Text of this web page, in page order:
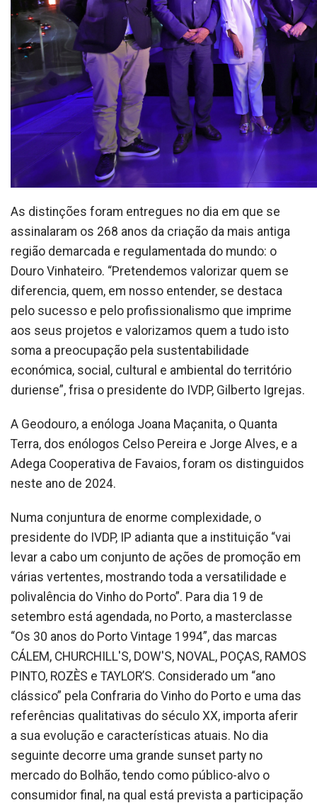
As distinções foram entregues no dia em que se
assinalaram os 268 anos da criação da mais antiga
região demarcada e regulamentada do mundo: o
Douro Vinhateiro. “Pretendemos valorizar quem se
diferencia, quem, em nosso entender, se destaca
pelo sucesso e pelo profissionalismo que imprime
aos seus projetos e valorizamos quem a tudo isto
soma a preocupação pela sustentabilidade
económica, social, cultural e ambiental do território
duriense”, frisa o presidente do IVDP, Gilberto Igrejas.
A Geodouro, a enóloga Joana Maçanita, o Quanta
Terra, dos enólogos Celso Pereira e Jorge Alves, e a
Adega Cooperativa de Favaios, foram os distinguidos
neste ano de 2024.
Numa conjuntura de enorme complexidade, o
presidente do IVDP, IP adianta que a instituição “vai
levar a cabo um conjunto de ações de promoção em
várias vertentes, mostrando toda a versatilidade e
polivalência do Vinho do Porto”. Para dia 19 de
setembro está agendada, no Porto, a masterclasse
“Os 30 anos do Porto Vintage 1994”, das marcas
CÁLEM, CHURCHILL'S, DOW'S, NOVAL, POÇAS, RAMOS
PINTO, ROZÈS e TAYLOR’S. Considerado um “ano
clássico” pela Confraria do Vinho do Porto e uma das
referências qualitativas do século XX, importa aferir
a sua evolução e características atuais. No dia
seguinte decorre uma grande sunset party no
mercado do Bolhão, tendo como público-alvo o
consumidor final, na qual está prevista a participação